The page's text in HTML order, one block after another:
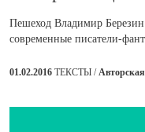
Пешеход Владимир Березин
современные писатели-
01.02.2016 ТЕКСТЫ /